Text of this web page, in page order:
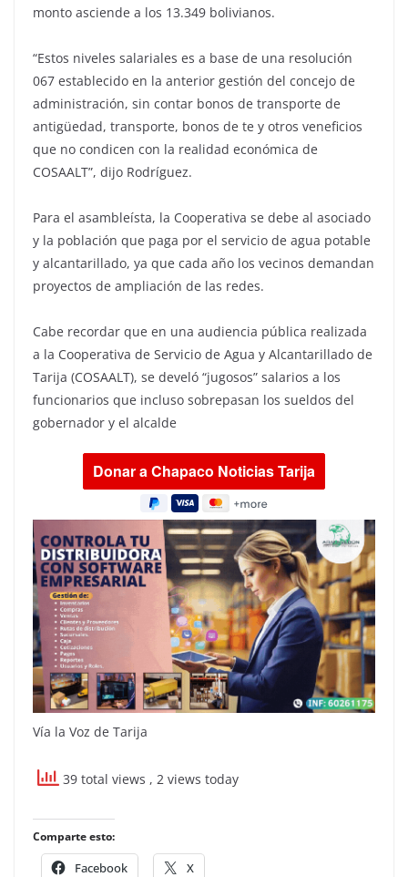
monto asciende a los 13.349 bolivianos.
“Estos niveles salariales es a base de una resolución
067 establecido en la anterior gestión del concejo de
administración, sin contar bonos de transporte de
antigüedad, transporte, bonos de te y otros veneficios
que no condicen con la realidad económica de
COSAALT”, dijo Rodríguez.
Para el asambleísta, la Cooperativa se debe al asociado
y la población que paga por el servicio de agua potable
y alcantarillado, ya que cada año los vecinos demandan
proyectos de ampliación de las redes.
Cabe recordar que en una audiencia pública realizada
a la Cooperativa de Servicio de Agua y Alcantarillado de
Tarija (COSAALT), se develó “jugosos” salarios a los
funcionarios que incluso sobrepasan los sueldos del
gobernador y el alcalde
Vía la Voz de Tarija
39 total views , 2 views today
Comparte esto:
Facebook X